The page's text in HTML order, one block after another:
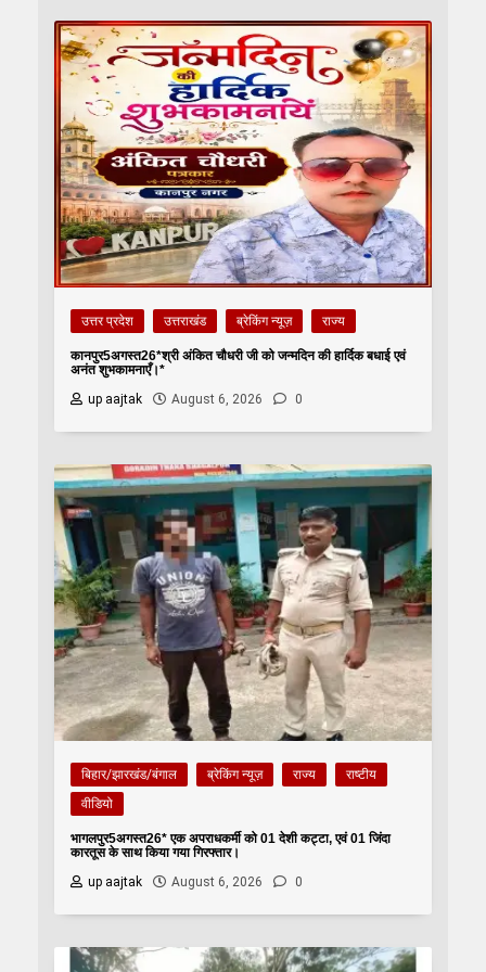
उत्तर प्रदेश उत्तराखंड ब्रेकिंग न्यूज़ राज्य
कानपुर5अगस्त26*श्री अंकित चौधरी जी को जन्मदिन की हार्दिक बधाई एवं
अनंत शुभकामनाएँ।*
up aajtak
August 6, 2026 0
बिहार/झारखंड/बंगाल ब्रेकिंग न्यूज़ राज्य
राष्टीय
वीडियो
भागलपुर5अगस्त26* एक अपराधकर्मी को 01 देशी कट्टा, एवं 01 जिंदा
कारतूस के साथ किया गया गिरफ्तार।
up aajtak
August 6, 2026 0